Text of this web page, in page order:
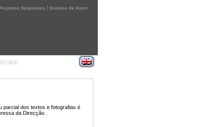
Projectos Suspensos | Direitos de Autor
parcial dos textos e fotografias é
da Direcção.